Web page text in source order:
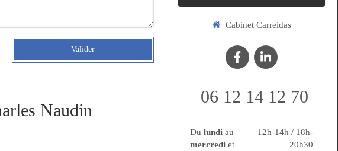
Valider
Naudin
Cabinet Carreidas
06 12 14 12 70
Dulundi au
mercredi et
12h-14h / 18h-
20h30